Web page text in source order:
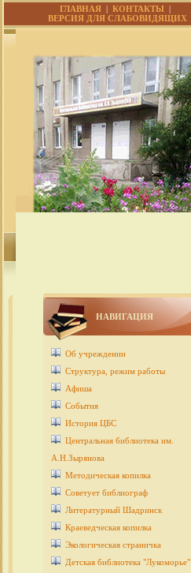
ГЛАВНАЯ |КОНТАКТЫ |
ВЕРСИЯ ДЛЯ СЛАБОВИДЯЩИХ
НАВИГАЦИЯ
Об учреждении
Структура, режим работы
Афиша
События
История ЦБС
Центральная библиотека им.
А.Н.Зырянова
Методическая копилка
Советует библиограф
Литературный Шадринск
Краеведческая копилка
Экологическая страничка
Детcкая библиотека "Лукоморье"